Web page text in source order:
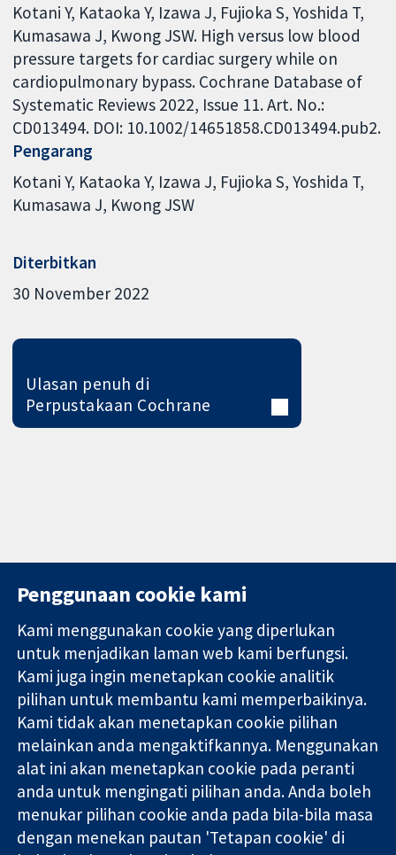
Kotani Y, Kataoka Y, Izawa J, Fujioka S, Yoshida T,
Kumasawa J, Kwong JSW. High versus low blood
pressure targets for cardiac surgery while on
cardiopulmonary bypass. Cochrane Database of
Systematic Reviews 2022, Issue 11. Art. No.:
CD013494. DOI: 10.1002/14651858.CD013494.pub2.
Pengarang
Kotani Y Kataoka Y Izawa J Fujioka S Yoshida T
Kumasawa J Kwong JSW
Diterbitkan
30 November 2022
Ulasan penuh di
Perpustakaan Cochrane
Bukti yang
dipercayai.
keputusan
termaklum
Kesihatan yang
lebih baik
11-13 Cavendish
Square
London
W1G 0AN
United Kingdom
Hubungi kita
Berita
Pejabat
akhbar
Perihal Kami
Pekerjaan
Cochrane
Library
Kolaborasi Cochrane ialah sebuah badan amal (no. 1045921) dan
Penggunaan cookie kami
Kami menggunakan cookie yang diperlukan
untuk menjadikan laman web kami berfungsi.
Kami juga ingin menetapkan cookie analitik
pilihan untuk membantu kami memperbaikinya.
Kami tidak akan menetapkan cookie pilihan
melainkan anda mengaktifkannya. Menggunakan
alat ini akan menetapkan cookie pada peranti
anda untuk mengingati pilihan anda. Anda boleh
menukar pilihan cookie anda pada bila-bila masa
dengan menekan pautan 'Tetapan cookie' di